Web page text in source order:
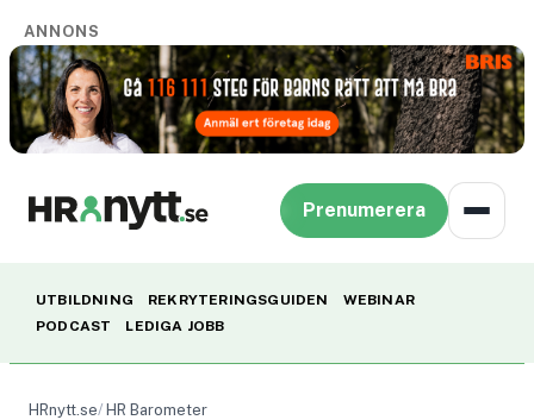
ANNONS
Prenumerera
UTBILDNING REKRYTERINGSGUIDEN
WEBINAR
PODCAST
LEDIGA JOBB
HRnytt.se HR Barometer